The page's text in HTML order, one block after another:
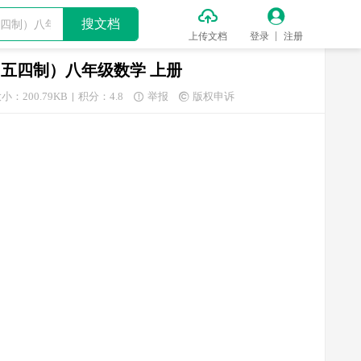
搜文档 
上传文档

登录 注册
四制）八年级数学 上册
：200.79KB 积分：4.8  举报  版权申诉